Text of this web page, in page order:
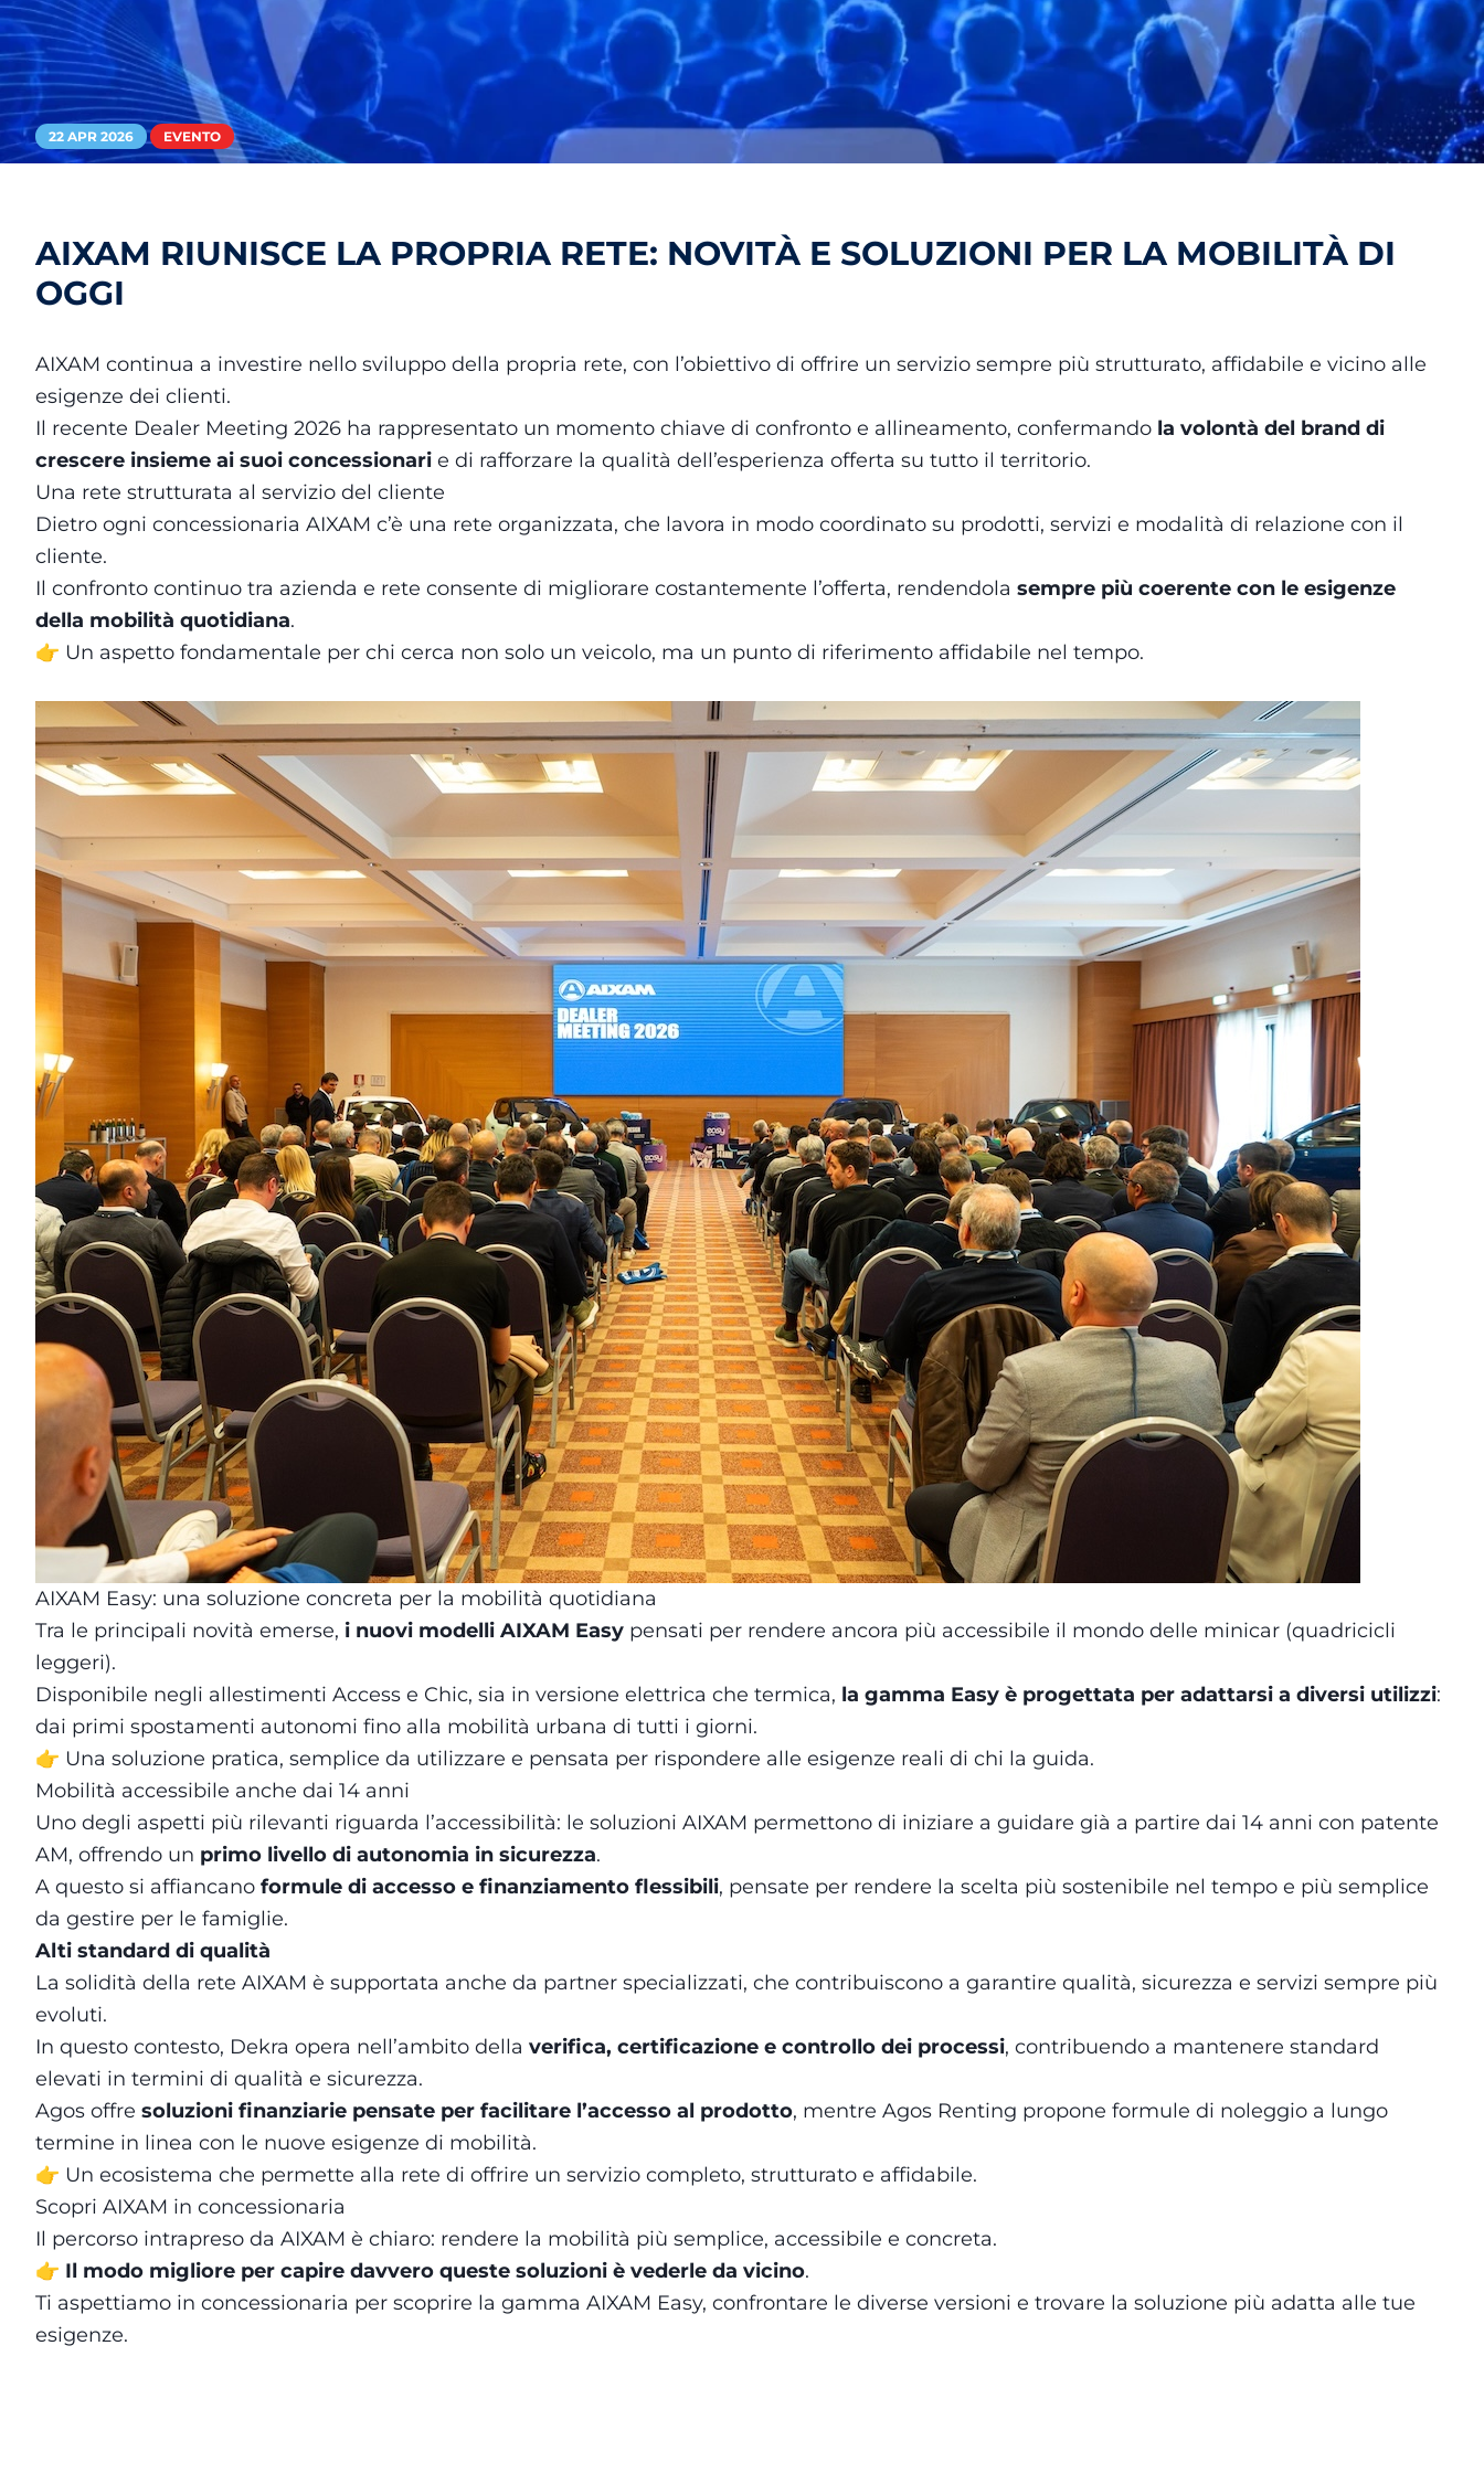
22 APR 2026 EVENTO
AIXAM RIUNISCE LA PROPRIA RETE: NOVITÀ E SOLUZIONI PER LA MOBILITÀ DI
OGGI
AIXAM continua a investire nello sviluppo della propria rete, con l’obiettivo di offrire un servizio sempre più strutturato, affidabile e vicino alle
esigenze dei clienti.
Il recente Dealer Meeting 2026 ha rappresentato un momento chiave di confronto e allineamento, confermando la volontà del brand di
crescere insieme ai suoi concessionari e di rafforzare la qualità dell’esperienza offerta su tutto il territorio.
Una rete strutturata al servizio del cliente
Dietro ogni concessionaria AIXAM c’è una rete organizzata, che lavora in modo coordinato su prodotti, servizi e modalità di relazione con il
cliente.
Il confronto continuo tra azienda e rete consente di migliorare costantemente l’offerta, rendendola sempre più coerente con le esigenze
della mobilità quotidiana.
👉 Un aspetto fondamentale per chi cerca non solo un veicolo, ma un punto di riferimento affidabile nel tempo.
AIXAM Easy: una soluzione concreta per la mobilità quotidiana
Tra le principali novità emerse, i nuovi modelli AIXAM Easy pensati per rendere ancora più accessibile il mondo delle minicar (quadricicli
leggeri).
Disponibile negli allestimenti Access e Chic, sia in versione elettrica che termica, la gamma Easy è progettata per adattarsi a diversi utilizzi:
dai primi spostamenti autonomi fino alla mobilità urbana di tutti i giorni.
👉 Una soluzione pratica, semplice da utilizzare e pensata per rispondere alle esigenze reali di chi la guida.
Mobilità accessibile anche dai 14 anni
Uno degli aspetti più rilevanti riguarda l’accessibilità: le soluzioni AIXAM permettono di iniziare a guidare già a partire dai 14 anni con patente
AM, offrendo un primo livello di autonomia in sicurezza.
A questo si affiancano formule di accesso e finanziamento flessibili, pensate per rendere la scelta più sostenibile nel tempo e più semplice
da gestire per le famiglie.
Alti standard di qualità
La solidità della rete AIXAM è supportata anche da partner specializzati, che contribuiscono a garantire qualità, sicurezza e servizi sempre più
evoluti.
In questo contesto, Dekra opera nell’ambito della verifica, certificazione e controllo dei processi, contribuendo a mantenere standard
elevati in termini di qualità e sicurezza.
Agos offre soluzioni finanziarie pensate per facilitare l’accesso al prodotto, mentre Agos Renting propone formule di noleggio a lungo
termine in linea con le nuove esigenze di mobilità.
👉 Un ecosistema che permette alla rete di offrire un servizio completo, strutturato e affidabile.
Scopri AIXAM in concessionaria
Il percorso intrapreso da AIXAM è chiaro: rendere la mobilità più semplice, accessibile e concreta.
👉 Il modo migliore per capire davvero queste soluzioni è vederle da vicino.
Ti aspettiamo in concessionaria per scoprire la gamma AIXAM Easy, confrontare le diverse versioni e trovare la soluzione più adatta alle tue
esigenze.